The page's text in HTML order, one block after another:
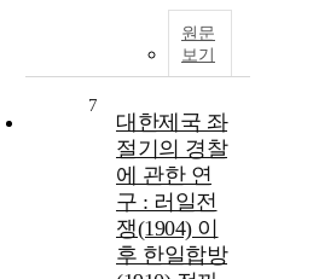
원문
보기
7
대한제국 좌
절기의 경찰
에 관한 연
구 : 러일전
쟁(1904) 이
후 한일합방